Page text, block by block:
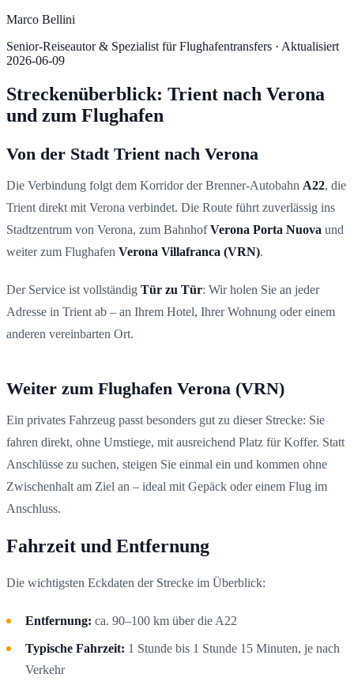
Marco Bellini
Senior-Reiseautor & Spezialist für Flughafentransfers · Aktualisiert
2026-06-09
Streckenüberblick: Trient nach Verona
und zum Flughafen
Von der Stadt Trient nach Verona
Die Verbindung folgt dem Korridor der Brenner-Autobahn A22, die
Trient direkt mit Verona verbindet. Die Route führt zuverlässig ins
Stadtzentrum von Verona, zum BahnhofVerona Porta Nuova und
weiter zum Flughafen Verona Villafranca (VRN).
Der Service ist vollständig Tür zu Tür: Wir holen Sie an jeder
Adresse in Trient ab – an Ihrem Hotel, Ihrer Wohnung oder einem
anderen vereinbarten Ort.
Weiter zum Flughafen Verona (VRN)
Ein privates Fahrzeug passt besonders gut zu dieser Strecke: Sie
fahren direkt, ohne Umstiege, mit ausreichend Platz für Koffer. Statt
Anschlüsse zu suchen, steigen Sie einmal ein und kommen ohne
Zwischenhalt am Ziel an – ideal mit Gepäck oder einem Flug im
Anschluss.
Fahrzeit und Entfernung
Die wichtigsten Eckdaten der Strecke im Überblick:
Entfernung: ca. 90–100 km über die A22
Typische Fahrzeit: 1 Stunde bis 1 Stunde 15 Minuten, je nach
Verkehr